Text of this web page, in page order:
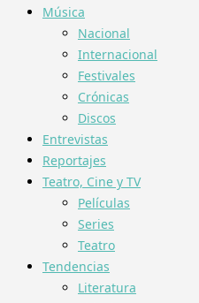
Música
Nacional
Internacional
Festivales
Crónicas
Discos
Entrevistas
Reportajes
Teatro, Cine y TV
Películas
Series
Teatro
Tendencias
Literatura